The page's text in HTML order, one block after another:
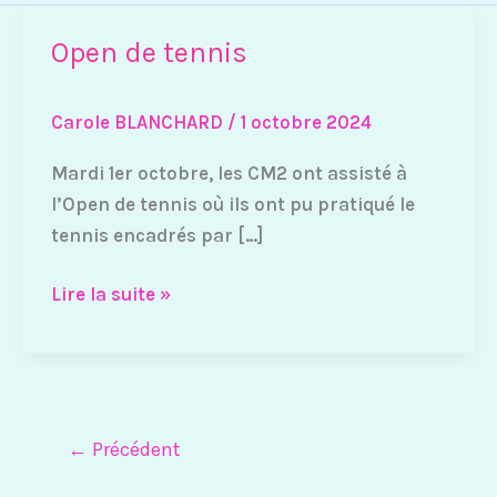
Open de tennis
Carole BLANCHARD / 1 octobre 2024
Mardi 1er octobre, les CM2 ont assisté à
l’Open de tennis où ils ont pu pratiqué le
tennis encadrés par […]
Open
tennis
Lire la suite »
← Précédent